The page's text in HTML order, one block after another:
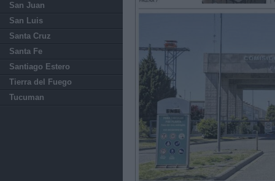
San Juan
San Luis
Santa Cruz
Santa Fe
Santiago Estero
Tierra del Fuego
Tucuman